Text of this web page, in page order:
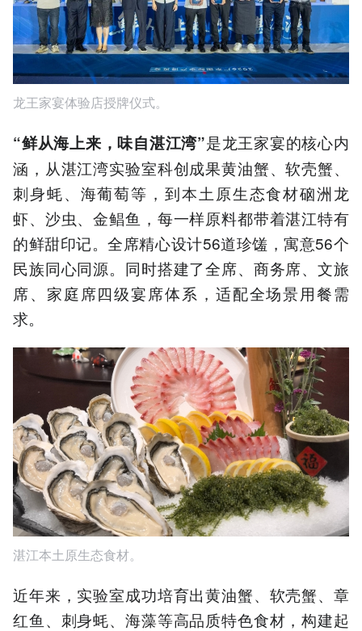
龙王家宴体验店授牌仪式。
“鲜从海上来，味自湛江湾”是龙王家宴的核心内
涵，从湛江湾实验室科创成果黄油蟹、软壳蟹、
刺身蚝、海葡萄等，到本土原生态食材硇洲龙
虾、沙虫、金鲳鱼，每一样原料都带着湛江特有
的鲜甜印记。全席精心设计56道珍馐，寓意56个
民族同心同源。同时搭建了全席、商务席、文旅
席、家庭席四级宴席体系，适配全场景用餐需
求。
湛江本土原生态食材。
近年来，实验室成功培育出黄油蟹、软壳蟹、章
红鱼、刺身蚝、海藻等高品质特色食材，构建起